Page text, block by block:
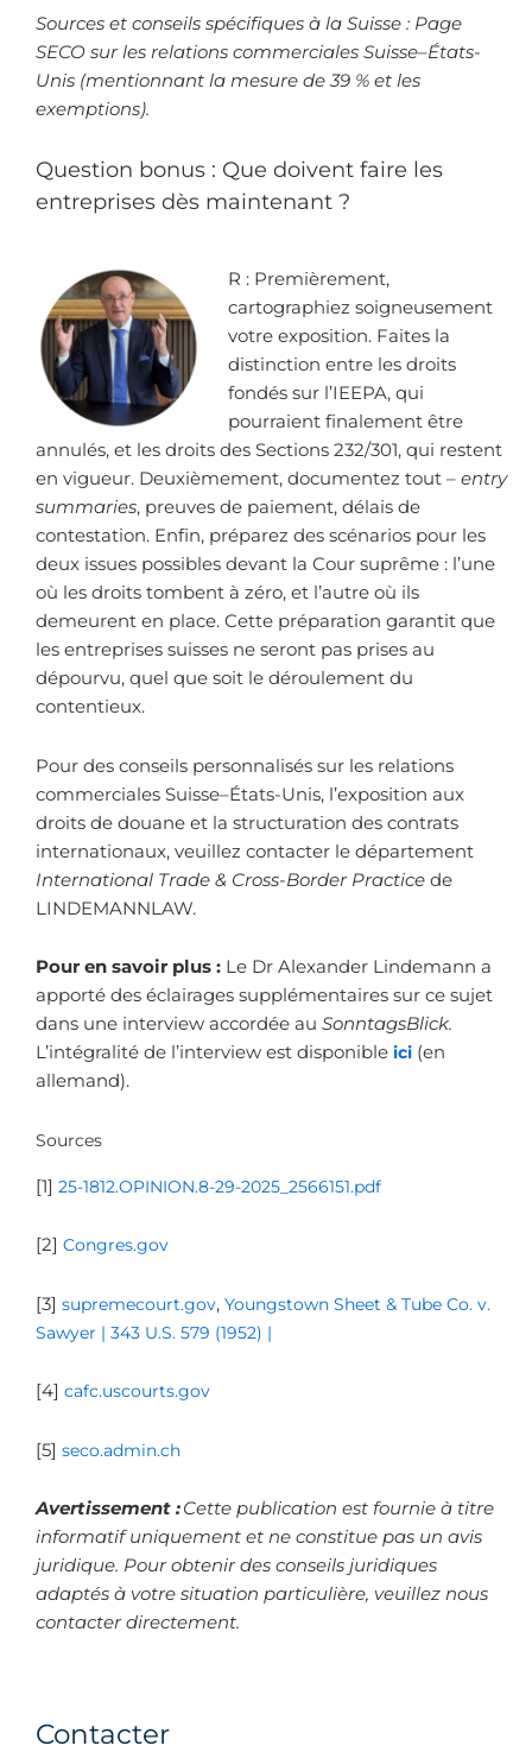
Sources et conseils spécifiques à la Suisse : Page
SECO sur les relations commerciales Suisse–États-
Unis (mentionnant la mesure de 39 % et les
exemptions).
Question bonus : Que doivent faire les
entreprises dès maintenant ?
R : Premièrement,
cartographiez soigneusement
votre exposition. Faites la
distinction entre les droits
fondés sur l’IEEPA, qui
pourraient finalement être
annulés, et les droits des Sections 232/301, qui restent
en vigueur. Deuxièmement, documentez tout – entry
summaries, preuves de paiement, délais de
contestation. Enfin, préparez des scénarios pour les
deux issues possibles devant la Cour suprême : l’une
où les droits tombent à zéro, et l’autre où ils
demeurent en place. Cette préparation garantit que
les entreprises suisses ne seront pas prises au
dépourvu, quel que soit le déroulement du
contentieux.
Pour des conseils personnalisés sur les relations
commerciales Suisse–États-Unis, l’exposition aux
droits de douane et la structuration des contrats
internationaux, veuillez contacter le département
International Trade & Cross-Border Practice de
LINDEMANNLAW.
Pour en savoir plus : Le Dr Alexander Lindemann a
apporté des éclairages supplémentaires sur ce sujet
dans une interview accordée au SonntagsBlick.
L’intégralité de l’interview est disponible ici (en
allemand).
Sources
[1] 25-1812.OPINION.8-29-2025_2566151.pdf
[2] Congres.gov
[3] supremecourt.gov, Youngstown Sheet & Tube Co. v.
Sawyer | 343 U.S. 579 (1952) |
[4] cafc.uscourts.gov
[5] seco.admin.ch
Avertissement :Cette publication est fournie à titre
informatif uniquement et ne constitue pas un avis
juridique. Pour obtenir des conseils juridiques
adaptés à votre situation particulière, veuillez nous
contacter directement.
Contacter